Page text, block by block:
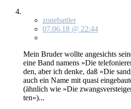
zonebattler
07.06.18 @ 22:44
Mein Bru­der woll­te an­ge­sichts
ei­ne Band na­mens »Die
den, aber ich den­ke, daß »Die
auch ein Na­me mit qua­si
(ähn­lich wie »Die
ten«)...